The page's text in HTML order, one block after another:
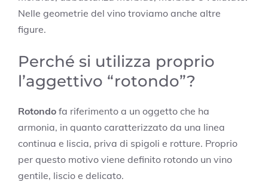
Nelle geometrie del vino troviamo anche altre
figure.
Perché si utilizza proprio
l’aggettivo “rotondo”?
Rotondo fa riferimento a un oggetto che ha
armonia, in quanto caratterizzato da una linea
continua e liscia, priva di spigoli e rotture. Proprio
per questo motivo viene definito rotondo un vino
gentile, liscio e delicato.